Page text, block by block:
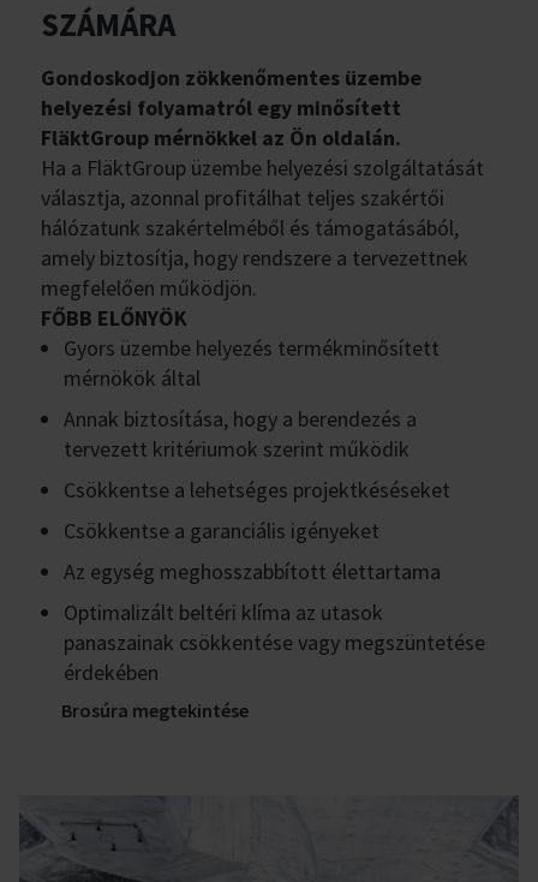
SZÁMÁRA
Gondoskodjon zökkenőmentes üzembe
helyezési folyamatról egy minősített
FläktGroup mérnökkel az Ön oldalán.
Ha a FläktGroup üzembe helyezési szolgáltatását
választja, azonnal profitálhat teljes szakértői
hálózatunk szakértelméből és támogatásából,
amely biztosítja, hogy rendszere a tervezettnek
megfelelően működjön.
FŐBB ELŐNYÖK
Gyors üzembe helyezés termékminősített
mérnökök által
Annak biztosítása, hogy a berendezés a
tervezett kritériumok szerint működik
Csökkentse a lehetséges projektkéséseket
Csökkentse a garanciális igényeket
Az egység meghosszabbított élettartama
Optimalizált beltéri klíma az utasok
panaszainak csökkentése vagy megszüntetése
érdekében
Brosúra megtekintése